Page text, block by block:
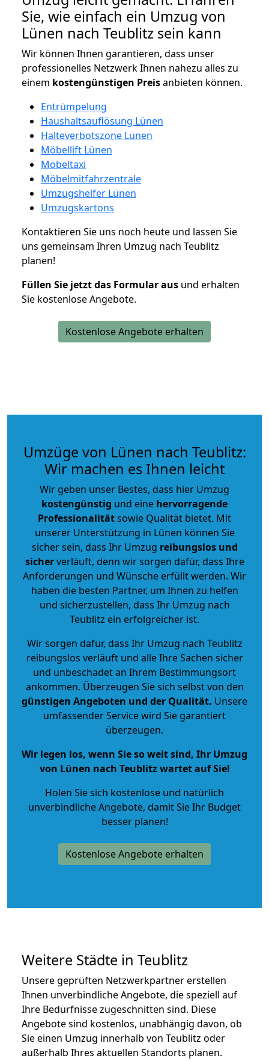
Sie, wie einfach ein Umzug von
Lünen nach Teublitz sein kann
Wir können Ihnen garantieren, dass unser
professionelles Netzwerk Ihnen nahezu alles zu
einem kostengünstigen Preisanbieten können.
Entrümpelung
Haushaltsauflösung Lünen
Halteverbotszone Lünen
Möbellift Lünen
Möbeltaxi
Möbelmitfahrzentrale
Umzugshelfer Lünen
Umzugskartons
Kontaktieren Sie uns noch heute und lassen Sie
uns gemeinsam Ihren Umzug nach Teublitz
planen!
Füllen Sie jetzt das Formular aus und erhalten
Sie kostenlose Angebote.
Kostenlose Angebote erhalten
Umzüge von Lünen nach Teublitz:
Wir machen es Ihnen leicht
Wir geben unser Bestes, dass hier Umzug
kostengünstig und eine hervorragende
Professionalitätsowie Qualität bietet. Mit
unserer Unterstützung in Lünen können Sie
sicher sein, dass Ihr Umzug reibungslos und
sicherverläuft, denn wir sorgen dafür, dass Ihre
Anforderungen und Wünsche erfüllt werden. Wir
haben die besten Partner, um Ihnen zu helfen
und sicherzustellen, dass Ihr Umzug nach
Teublitz ein erfolgreicher ist.
Wir sorgen dafür, dass Ihr Umzug nach Teublitz
reibungslos verläuft und alle Ihre Sachen sicher
und unbeschadet an Ihrem Bestimmungsort
ankommen. Überzeugen Sie sich selbst von den
günstigen Angeboten und der Qualität. Unsere
umfassender Service wird Sie garantiert
überzeugen.
Wir legen los, wenn Sie so weit sind, Ihr Umzug
von Lünen nach Teublitz wartet auf Sie!
Holen Sie sich kostenlose und natürlich
unverbindliche Angebote, damit Sie Ihr Budget
besser planen!
Kostenlose Angebote erhalten
Weitere Städte in Teublitz
Unsere geprüften Netzwerkpartner erstellen
Ihnen unverbindliche Angebote, die speziell auf
Ihre Bedürfnisse zugeschnitten sind. Diese
Angebote sind kostenlos, unabhängig davon, ob
Sie einen Umzug innerhalb von Teublitz oder
außerhalb Ihres aktuellen Standorts planen.